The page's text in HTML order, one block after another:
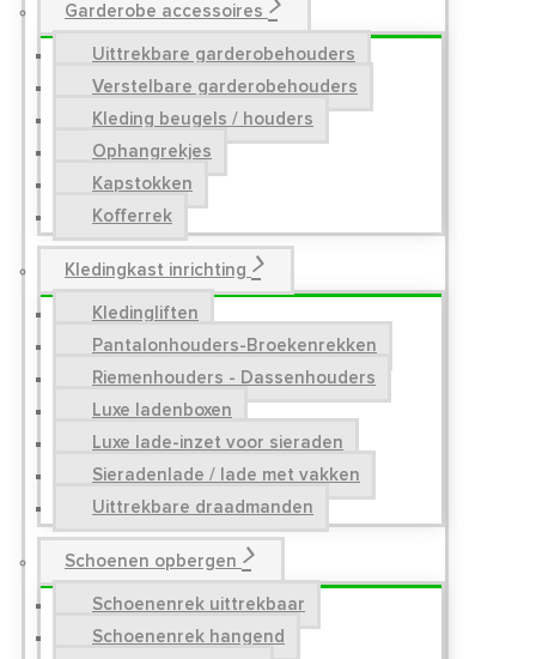
Garderobe accessoires
Uittrekbare garderobehouders
Verstelbare garderobehouders
Kleding beugels / houders
Ophangrekjes
Kapstokken
Kofferrek
Kledingkast inrichting
Kledingliften
Pantalonhouders-Broekenrekken
Riemenhouders - Dassenhouders
Luxe ladenboxen
Luxe lade-inzet voor sieraden
Sieradenlade / lade met vakken
Uittrekbare draadmanden
Schoenen opbergen
Schoenenrek uittrekbaar
Schoenenrek hangend